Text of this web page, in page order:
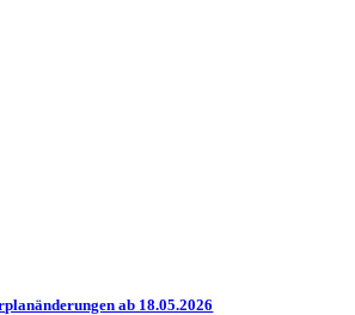
ab 18.05.2026